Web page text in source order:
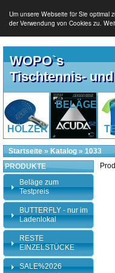
Um unsere Webseite für Sie optimal
der Verwendung von Cookies zu.
WOPO`s
Tischtennis-
HÖLZER
BELÄGE
Startseite » Katalog » 1033
PRODUKTE
Beläge zum
Testpreis
BUTTERFLY - nur im
Ladenlokal
RESTE
EINZELSTÜCKE
SALE%2026